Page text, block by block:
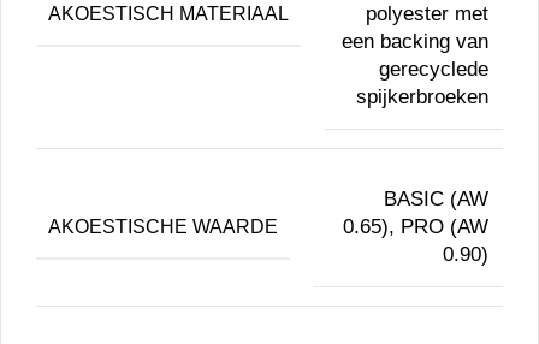
AKOESTISCH MATERIAAL
polyester met
een backing van
gerecyclede
spijkerbroeken
AKOESTISCHE WAARDE
BASIC (AW
0.65), PRO (AW
0.90)